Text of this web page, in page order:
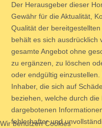
Der Herausgeber dieser
Gewähr für die Aktualität,
Qualität der
behält es sich ausdrücklich
gesamte Angebot ohne
zu ergänzen, zu löschen
oder endgültig
Inhaber, die sich auf
beziehen, welche durch
dargebotenen
fehlerhafter und
Wir benutzen Cookies